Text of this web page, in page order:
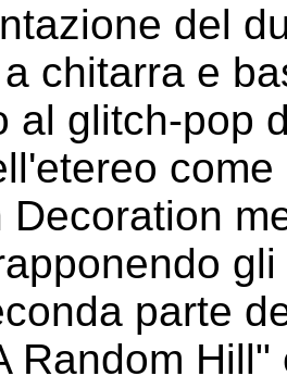
del
chitarra e
al glitch-pop
Decoration
parte
Random